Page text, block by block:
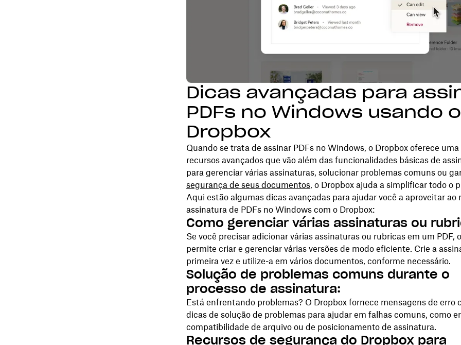
Dicas avançadas para
PDFs no Windows usando o
Dropbox
Quando se trata de assinar PDFs no Windows, o Dropbox oferece
recursos avançados que vão além das funcionalidades básicas de
para gerenciar várias assinaturas, solucionar problemas comuns ou
segurança de seus documentos, o Dropbox ajuda a simplificar todo o
Aqui estão algumas dicas avançadas para ajudar você a aproveitar ao
assinatura de PDFs no Windows com o Dropbox:
Como gerenciar várias assinaturas ou
Se você precisar adicionar várias assinaturas ou rubricas em um PDF,
permite criar e gerenciar várias versões de modo eficiente. Crie a
primeira vez e utilize-a em vários documentos, conforme necessário.
Solução de problemas comuns durante o
processo de assinatura:
Está enfrentando problemas? O Dropbox fornece mensagens de erro
dicas de solução de problemas para ajudar em falhas comuns, como
compatibilidade de arquivo ou de posicionamento de assinatura.
Recursos de segurança do Dropbox para